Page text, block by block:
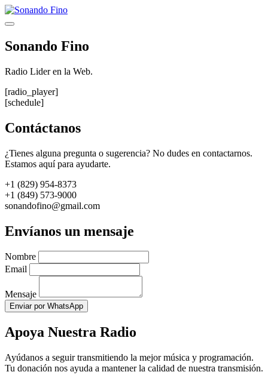
Saltar
al
Menú
Sonando Fino
Radio Lider en la Web.
[radio_player]
[schedule]
Contáctanos
¿Tienes alguna pregunta o sugerencia? No dudes en contactarnos.
Estamos aquí para ayudarte.
+1 (829) 954-8373
+1 (849) 573-9000
sonandofino@gmail.com
Envíanos un mensaje
Nombre
Email
Mensaje
Enviar por WhatsApp
Apoya Nuestra Radio
Ayúdanos a seguir transmitiendo la mejor música y programación.
Tu donación nos ayuda a mantener la calidad de nuestra transmisión.